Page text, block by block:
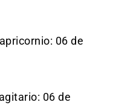
06 de
06 de